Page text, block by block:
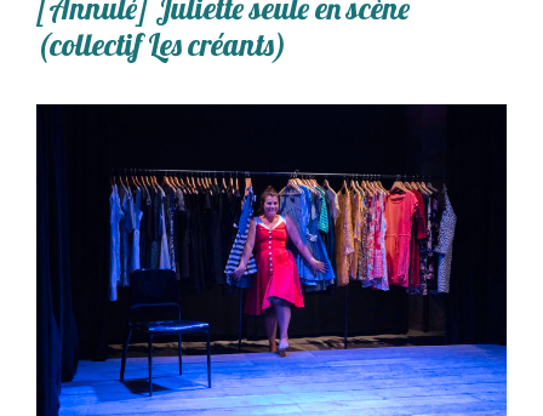
[Annulé] Juliette seule en scène
(collectif Les créants)